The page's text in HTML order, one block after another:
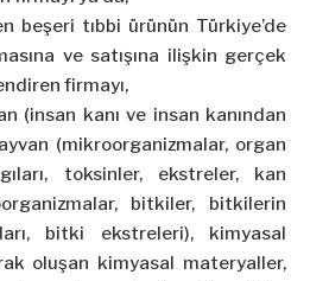
beşeri tıbbi ürünün Türkiye’de
ve satışına ilişkin gerçek
firmayı,
(insan kanı ve insan kanından
(mikroorganizmalar, organ
toksinler, ekstreler, kan
bitkiler, bitkilerin
bitki ekstreleri), kimyasal
oluşan kimyasal materyaller,